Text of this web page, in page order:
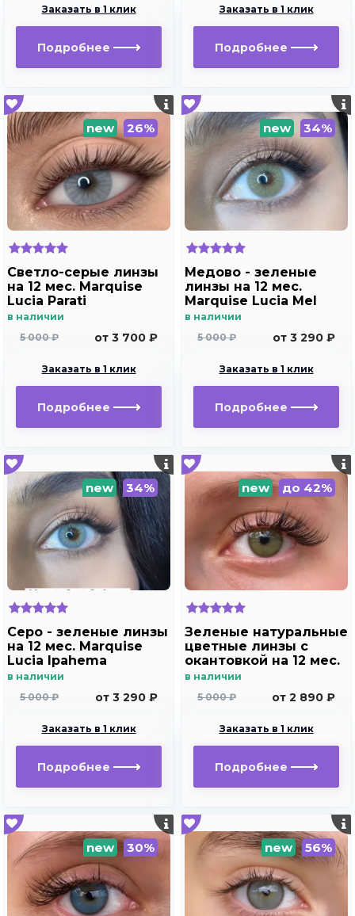
Заказать в 1 клик
Подробнее
Заказать в 1 клик
Подробнее
new 26%
Светло-серые линзы
на 12 мес. Marquise
Lucia Parati
в наличии
5 000 ₽
от 3 700 ₽
Заказать в 1 клик
Подробнее
new 34%
Медово - зеленые
линзы на 12 мес.
Marquise Lucia Mel
в наличии
5 000 ₽
от 3 290 ₽
Заказать в 1 клик
Подробнее
new 34%
Серо - зеленые линзы
на 12 мес. Marquise
Lucia Ipahema
в наличии
5 000 ₽
от 3 290 ₽
Заказать в 1 клик
Подробнее
new до 42%
Зеленые натуральные
цветные линзы c
окантовкой на 12 мес.
Marquise essvase
в наличии
5 000 ₽
от 2 890 ₽
Заказать в 1 клик
Подробнее
new 30% new 56%